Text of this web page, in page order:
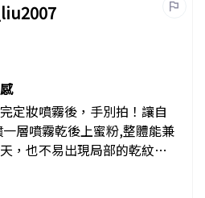
定妝噴霧後，手別拍！讓自
層噴霧乾後上蜜粉,整體能兼
，也不易出現局部的乾紋、